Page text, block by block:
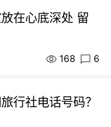
在心底深处 留
168 6
行社电话号码？